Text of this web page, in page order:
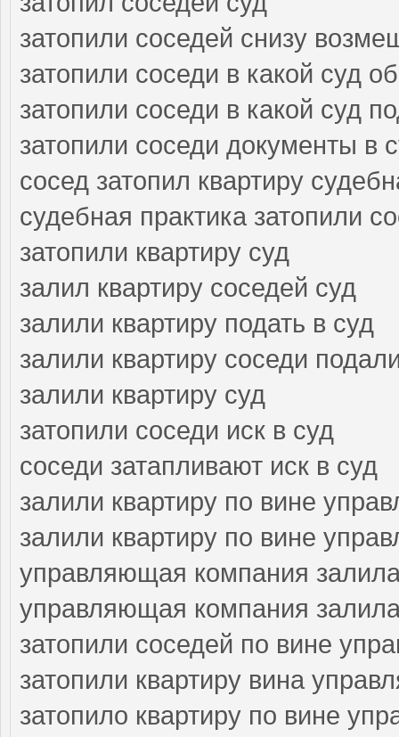
затопили соседей снизу
затопили соседи в какой суд
затопили соседи в какой суд
затопили соседи документы в
сосед затопил квартиру
судебная практика затопили
затопили квартиру суд
залил квартиру соседей суд
залили квартиру подать в суд
залили квартиру соседи
залили квартиру суд
затопили соседи иск в суд
соседи затапливают иск в суд
залили квартиру по вине
залили квартиру по вине
управляющая компания
управляющая компания залила
затопили соседей по вине
затопили квартиру вина
затопило квартиру по вине